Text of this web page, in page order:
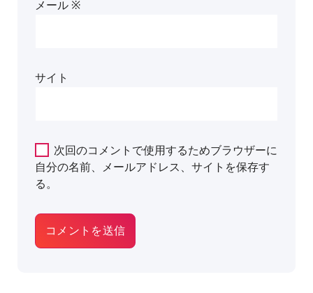
メール ※
サイト
次回のコメントで使用するためブラウザーに
自分の名前、メールアドレス、サイトを保存す
る。